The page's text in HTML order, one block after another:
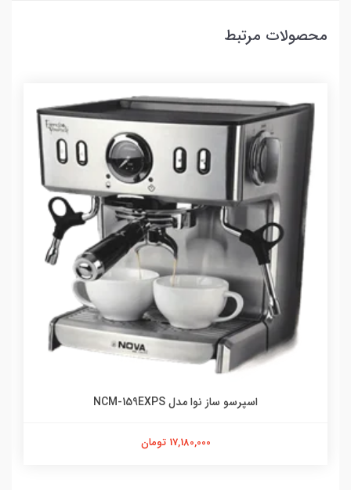
محصولات مرتبط
اسپرسو ساز نوا مدل NCM-159EXPS
17,180,000 تومان